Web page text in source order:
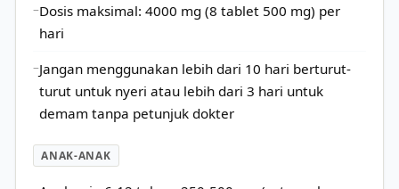
Dosis maksimal: 4000 mg (8 tablet 500 mg) per
hari
Jangan menggunakan lebih dari 10 hari berturut-
turut untuk nyeri atau lebih dari 3 hari untuk
demam tanpa petunjuk dokter
ANAK-ANAK